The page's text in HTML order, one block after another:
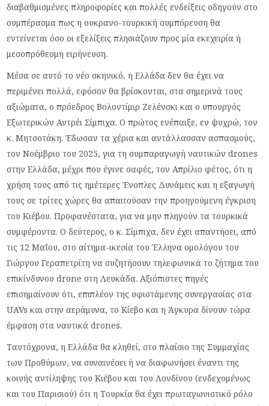
διαβαθμισμένες πληροφορίες και πολλές ενδείξεις οδηγούν στο
συμπέρασμα πως η ουκρανο-τουρκική συμπόρευση θα
εντείνεται όσο οι εξελίξεις πλησιάζουν προς μία εκεχειρία ή
μεσοπρόθεσμη ειρήνευση.
Μέσα σε αυτό το νέο σκηνικό, η Ελλάδα δεν θα έχει να
περιμένει πολλά, εφόσον θα βρίσκονται, στα σημερινά τους
αξιώματα, ο πρόεδρος Βολοντίμιρ Ζελένσκι και ο υπουργός
Εξωτερικών Αντρέι Σίμπιχα. Ο πρώτος ενέπαιξε, εν ψυχρώ, τον
κ. Μητσοτάκη. Έδωσαν τα χέρια και αντάλλασσαν ασπασμούς,
τον Νοέμβριο του 2025, για τη συμπαραγωγή ναυτικών drones
στην Ελλάδα, μέχρι που έγινε σαφές, τον Απρίλιο φέτος, ότι η
χρήση τους από τις ημέτερες Ένοπλες Δυνάμεις και η εξαγωγή
τους σε τρίτες χώρες θα απαιτούσαν την προηγούμενη έγκριση
του Κιέβου. Προφανέστατα, για να μην πληγούν τα τουρκικά
συμφέροντα. Ο δεύτερος, ο κ. Σίμπιχα, δεν έχει απαντήσει, από
τις 12 Μαΐου, στο αίτημα-ικεσία του Έλληνα ομολόγου του
Γιώργου Γεραπετρίτη να συζητήσουν τηλεφωνικά το ζήτημα του
επικίνδυνου drone στη Λευκάδα. Αξιόπιστες πηγές
επισημαίνουν ότι, επιπλέον της υφιστάμενης συνεργασίας στα
UAVs και στην αεράμυνα, το Κίεβο και η Άγκυρα δίνουν τώρα
έμφαση στα ναυτικά drones.
Ταυτόχρονα, η Ελλάδα θα κληθεί, στο πλαίσιο της Συμμαχίας
των Προθύμων, να συναινέσει ή να διαφωνήσει έναντι της
κοινής αντίληψης του Κιέβου και του Λονδίνου (ενδεχομένως
και του Παρισιού) ότι η Τουρκία θα έχει πρωταγωνιστικό ρόλο